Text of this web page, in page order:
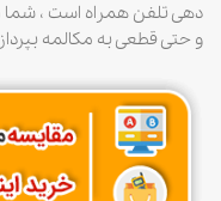
دهی تلفن همراه است ، شما
و حتی قطعی به مکالمه